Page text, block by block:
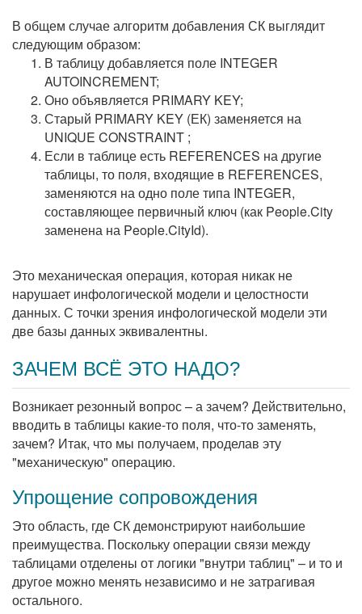
В общем случае алгоритм добавления СК выглядит
следующим образом:
В таблицу добавляется поле INTEGER
AUTOINCREMENT;
Оно объявляется PRIMARY KEY;
Старый PRIMARY KEY (ЕК) заменяется на
UNIQUE CONSTRAINT ;
Если в таблице есть REFERENCES на другие
таблицы, то поля, входящие в REFERENCES,
заменяются на одно поле типа INTEGER,
составляющее первичный ключ (как People.City
заменена на People.CityId).
Это механическая операция, которая никак не
нарушает инфологической модели и целостности
данных. С точки зрения инфологической модели эти
две базы данных эквивалентны.
ЗАЧЕМ ВСЁ ЭТО НАДО?
Возникает резонный вопрос – а зачем? Действительно,
вводить в таблицы какие-то поля, что-то заменять,
зачем? Итак, что мы получаем, проделав эту
"механическую" операцию.
Упрощение сопровождения
Это область, где СК демонстрируют наибольшие
преимущества. Поскольку операции связи между
таблицами отделены от логики "внутри таблиц" – и то и
другое можно менять независимо и не затрагивая
остального.